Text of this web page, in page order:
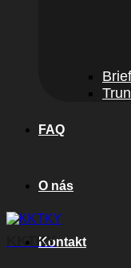
FAQ
O nás
Kontakt
KKTKY